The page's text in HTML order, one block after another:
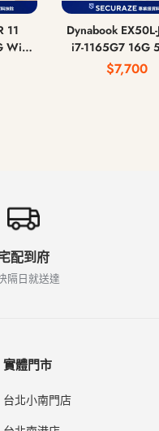
11
WiFi
Dynabook EX50L-J 15
i7-1165G7 16G
$7,700
配到府
隔日就送達
實體門市
台北小南門店